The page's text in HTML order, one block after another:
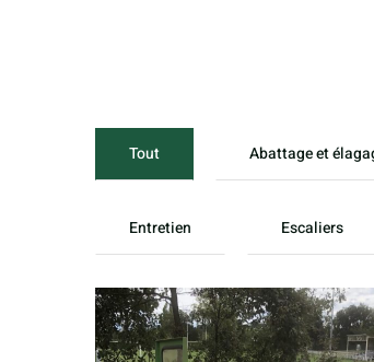
Tout Abattage et
Entretien Escaliers
Rognage d’une